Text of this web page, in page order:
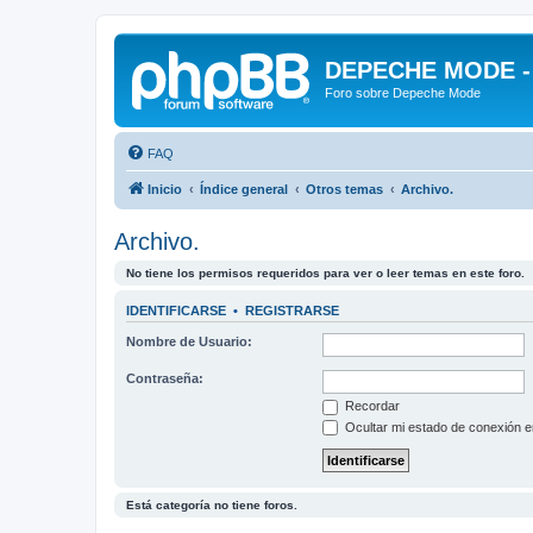
DEPECHE MODE
Foro sobre Depeche Mode
FAQ
Inicio Índice general Otros temas Archivo.
Archivo.
No tiene los permisos requeridos para ver o leer temas en este foro.
IDENTIFICARSE • REGISTRARSE
Nombre de Usuario:
Contraseña:
Recordar
Ocultar mi estado de conexión
Está categoría no tiene foros.